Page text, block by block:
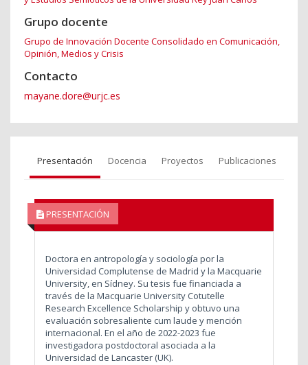
Grupo docente
Grupo de Innovación Docente Consolidado en Comunicación,
Opinión, Medios y Crisis
Contacto
mayane.dore@urjc.es
Presentación Docencia Proyectos Publicaciones
PRESENTACIÓN
Doctora en antropología y sociología por la
Universidad Complutense de Madrid y la Macquarie
University, en Sídney. Su tesis fue financiada a
través de la Macquarie University Cotutelle
Research Excellence Scholarship y obtuvo una
evaluación sobresaliente cum laude y mención
internacional. En el año de 2022-2023 fue
investigadora postdoctoral asociada a la
Universidad de Lancaster (UK).